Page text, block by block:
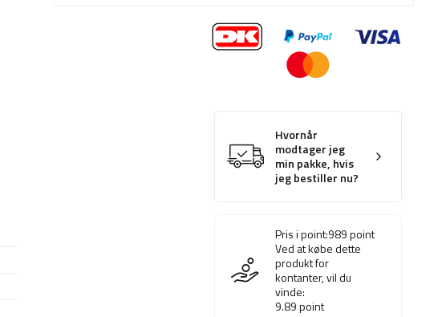
Hvornår
modtager jeg
min pakke, hvis
jeg bestiller nu?
Pris i point:989point
Ved at købe dette
produkt for
kontanter, vil du
vinde:
9.89point